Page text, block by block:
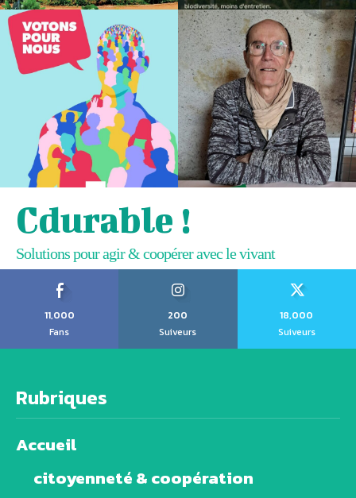
Cdurable !
Solutions pour agir & coopérer avec le vivant
11,000
Fans
200
Suiveurs
18,000
Suiveurs
Rubriques
Accueil
citoyenneté & coopération